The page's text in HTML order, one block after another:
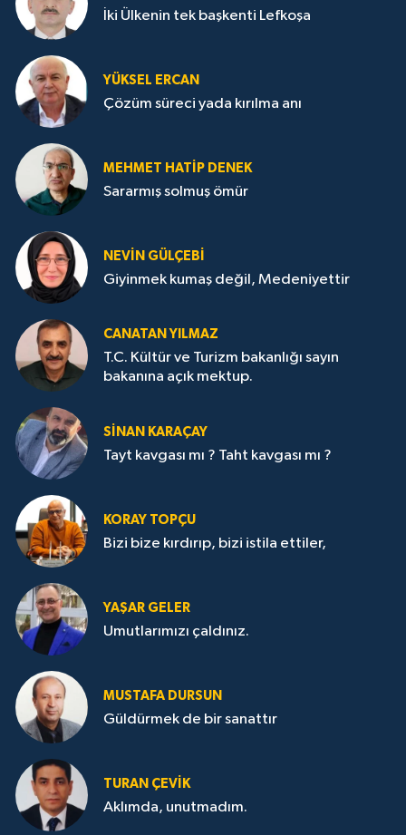
İki Ülkenin tek başkenti Lefkoşa
YÜKSEL ERCAN
Çözüm süreci yada kırılma anı
MEHMET HATİP DENEK
Sararmış solmuş ömür
NEVİN GÜLÇEBİ
Giyinmek kumaş değil, Medeniyettir
CANATAN YILMAZ
T.C. Kültür ve Turizm bakanlığı sayın
bakanına açık mektup.
SİNAN KARAÇAY
Tayt kavgası mı ? Taht kavgası mı ?
KORAY TOPÇU
Bizi bize kırdırıp, bizi istila ettiler,
YAŞAR GELER
Umutlarımızı çaldınız.
MUSTAFA DURSUN
Güldürmek de bir sanattır
TURAN ÇEVİK
Aklımda, unutmadım.